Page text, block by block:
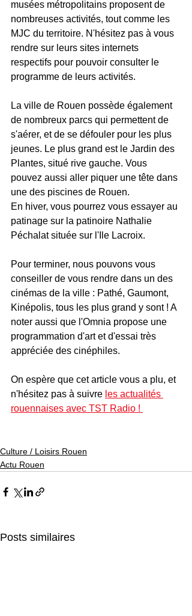
musées métropolitains proposent de
nombreuses activités, tout comme les
MJC du territoire. N'hésitez pas à vous
rendre sur leurs sites internets
respectifs pour pouvoir consulter le
programme de leurs activités.
La ville de Rouen possède également
de nombreux parcs qui permettent de
s'aérer, et de se défouler pour les plus
jeunes. Le plus grand est le Jardin des
Plantes, situé rive gauche. Vous
pouvez aussi aller piquer une tête dans
une des piscines de Rouen.
En hiver, vous pourrez vous essayer au
patinage sur la patinoire Nathalie
Péchalat située sur l'Ile Lacroix.
Pour terminer, nous pouvons vous
conseiller de vous rendre dans un des
cinémas de la ville : Pathé, Gaumont,
Kinépolis, tous les plus grand y sont ! A
noter aussi que l'Omnia propose une
programmation d'art et d'essai très
appréciée des cinéphiles.
On espère que cet article vous a plu, et
n'hésitez pas à suivre les actualités
rouennaises avec TST Radio !
Culture / Loisirs Rouen
Actu Rouen
Posts similaires